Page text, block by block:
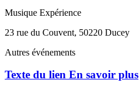
Musique Expérience
23 rue du Couvent, 50220 Ducey
Autres événements
Texte du lien En savoir plus